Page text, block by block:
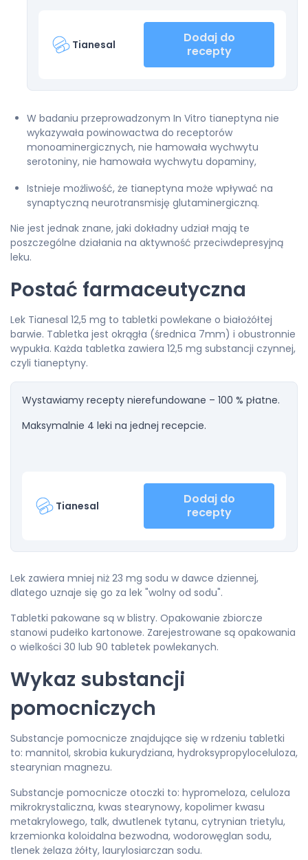
Tianesal
Dodaj do
recepty
W badaniu przeprowadzonym In Vitro tianeptyna nie
wykazywała powinowactwa do receptorów
monoaminergicznych, nie hamowała wychwytu
serotoniny, nie hamowała wychwytu dopaminy,
Istnieje możliwość, że tianeptyna może wpływać na
synaptyczną neurotransmisję glutaminergiczną.
Nie jest jednak znane, jaki dokładny udział mają te
poszczególne działania na aktywność przeciwdepresyjną
leku.
Postać farmaceutyczna
Lek Tianesal 12,5 mg to tabletki powlekane o białożółtej
barwie. Tabletka jest okrągła (średnica 7mm) i obustronnie
wypukła. Każda tabletka zawiera 12,5 mg substancji czynnej,
czyli tianeptyny.
Wystawiamy recepty nierefundowane – 100 % płatne.
Maksymalnie 4 leki na jednej recepcie.
Tianesal
Dodaj do
recepty
Lek zawiera mniej niż 23 mg sodu w dawce dziennej,
dlatego uznaje się go za lek "wolny od sodu".
Tabletki pakowane są w blistry. Opakowanie zbiorcze
stanowi pudełko kartonowe. Zarejestrowane są opakowania
o wielkości 30 lub 90 tabletek powlekanych.
Wykaz substancji
pomocniczych
Substancje pomocnicze znajdujące się w rdzeniu tabletki
to: mannitol, skrobia kukurydziana, hydroksypropyloceluloza,
stearynian magnezu.
Substancje pomocnicze otoczki to: hypromeloza, celuloza
mikrokrystaliczna, kwas stearynowy, kopolimer kwasu
metakrylowego, talk, dwutlenek tytanu, cytrynian trietylu,
krzemionka koloidalna bezwodna, wodorowęglan sodu,
tlenek żelaza żółty, laurylosiarczan sodu.